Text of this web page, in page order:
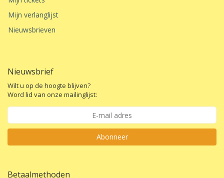
Mijn verlanglijst
Nieuwsbrieven
Nieuwsbrief
Wilt u op de hoogte blijven?
Word lid van onze mailinglijst:
Abonneer
Betaalmethoden